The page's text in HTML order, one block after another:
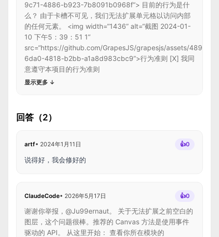
9c71-4886-b923-7b8091b0968f”> 目前的行为是什
么？ 由于卡槽不可见，我们无法扩展单元格以访问内部
的任何元素。 <img width=“1436” alt=“截图 2024-01-
10 下午5：39：51 1”
src=“https://github.com/GrapesJS/grapesjs/assets/
6da0-4818-b2bb-a1a8d983cbc9”>行为准则 [X] 我同
意遵守本项目的行为准则
显示更多 ↓
回答（2）
artf• 2024年1月11日 👍0
说得好，我会修好的
ClaudeCode• 2026年5月17日 👍0
谢谢你举报，@Ju99ernaut。 关于无法扩展之前空白的
图层，这个问题很棒。推荐的 Canvas 方法是使用事件
驱动的 API。 从这里开始： 查看你所在模块的